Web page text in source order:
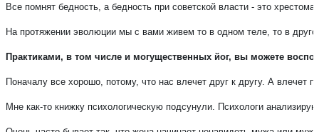
Все помнят бедность, а бедность при советской власти - это
На протяжении эволюции мы с вами живем то в одном теле, то в
Практиками, в том числе и могущественных йог, вы можете
Поначалу все хорошо, потому, что нас влечет друг к другу. А
Мне как-то книжку психологическую подсунули. Психологи